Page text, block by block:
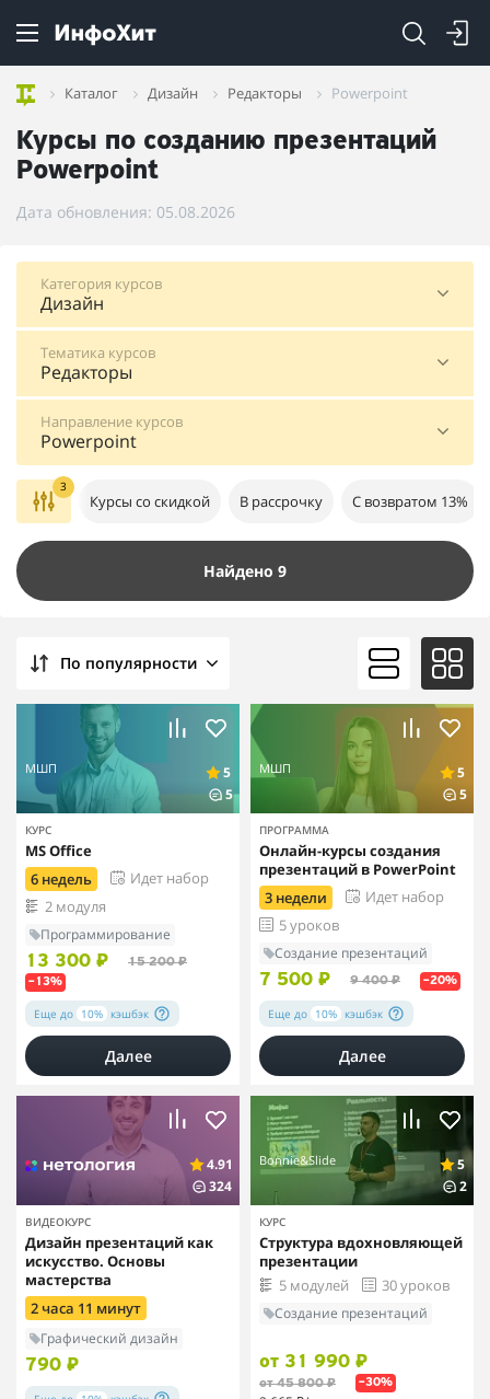
Каталог Дизайн Редакторы Powerpoint
Курсы по созданию презентаций
Powerpoint
Дата обновления: 05.08.2026
Дизайн
Категория курсов
Редакторы
Тематика курсов
Powerpoint
Направление курсов
3
Курсы со скидкой В рассрочку С возвратом 13%
Найдено 9
По популярности
МШП
5
5
КУРС
MS Office
6 недель
Идет набор
2 модуля
Программирование
13 300 ₽ 15 200 ₽
–13%
Еще до 10% кэшбэк
Далее
МШП
5
5
ПРОГРАММА
Онлайн-курсы создания
презентаций в PowerPoint
3 недели
Идет набор
5 уроков
Создание презентаций
7 500 ₽ 9 400 ₽ –20%
Еще до 10% кэшбэк
Далее
4.91
324
ВИДЕОКУРС
Дизайн презентаций как
искусство. Основы
мастерства
2 часа 11 минут
Графический дизайн
790 ₽
Bonnie&Slide
5
2
КУРС
Структура вдохновляющей
презентации
5 модулей
30 уроков
Создание презентаций
от 31 990 ₽
от 45 800 ₽ –30%